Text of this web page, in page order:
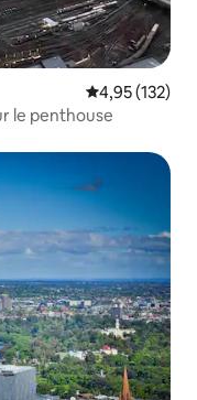
Évaluation
4,95 (132)
le penthouse